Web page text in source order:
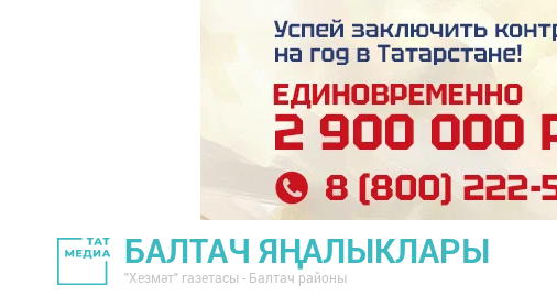
БАЛТАЧ ЯҢАЛЫКЛАРЫ
"Хезмәт" газетасы - Балтач районы